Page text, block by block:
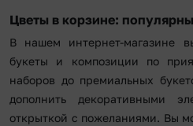
Цветы в корзине:
В нашем интернет-магазине
букеты и композиции по
наборов до премиальных
дополнить декоративными
открыткой с пожеланиями. Вы